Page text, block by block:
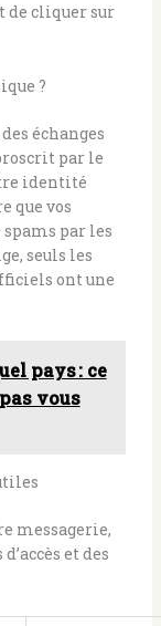
de cliquer sur
?
échanges
par le
identité
que vos
par les
seuls les
ont une
pays : ce
vous
messagerie,
et des